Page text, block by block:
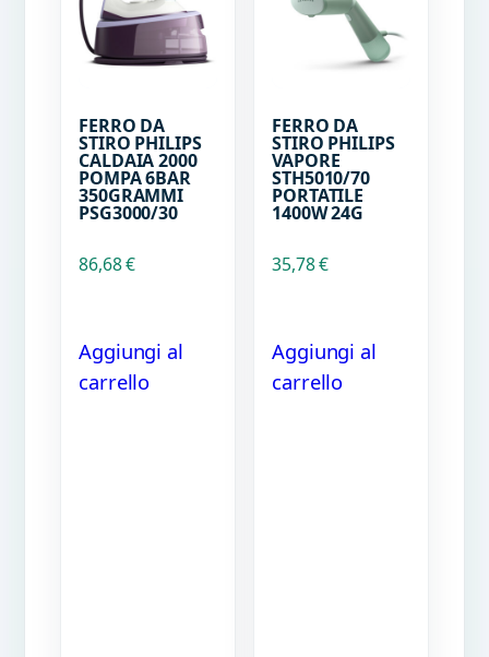
FERRO DA
STIRO PHILIPS
CALDAIA 2000
POMPA 6BAR
350GRAMMI
PSG3000/30
86,68€
Aggiungi al
carrello
FERRO DA
STIRO PHILIPS
VAPORE
STH5010/70
PORTATILE
1400W 24G
35,78€
Aggiungi al
carrello